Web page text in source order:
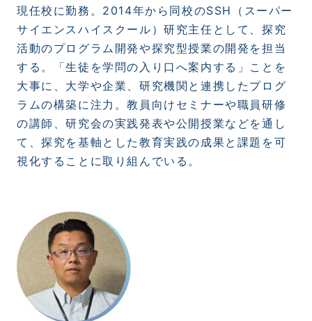
現任校に勤務。 2014年から同校のSSH
（スーパー
サイエンスハイスクール）研究主任として、探究
活動のプログラム開発や探究型授業の開発を担当
する。「生徒を学問の入り口へ案内する」ことを
大事に、大学や企業、研究機関と連携したプログ
ラムの構築に注力。教員向けセミナーや職員研修
の講師、研究会の実践発表や公開授業などを通し
て、探究を基軸とした教育実践の成果と課題を可
視化することに取り組んでいる。